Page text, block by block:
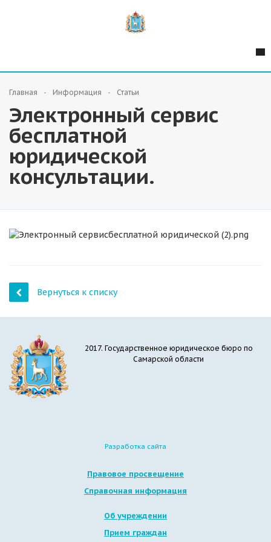
Главная Информация Статьи
Электронный сервис
бесплатной
юридической
консультации.
Вернуться к списку
2017. Государственное юридическое бюро по
Самарской области
Об учреждении
Прием граждан
Правовое просвещение
Справочная информация
Разработка сайта